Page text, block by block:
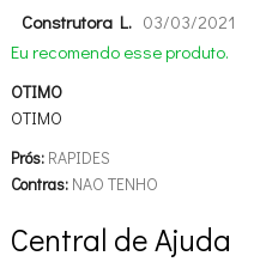
Construtora L. 03/03/2021
Eu recomendo esse produto.
OTIMO
OTIMO
Prós: RAPIDES
Contras: NAO TENHO
Central de Ajuda